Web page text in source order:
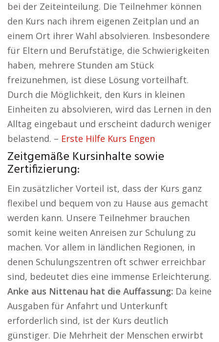
bei der Zeiteinteilung. Die Teilnehmer können
den Kurs nach ihrem eigenen Zeitplan und an
einem Ort ihrer Wahl absolvieren. Insbesondere
für Eltern und Berufstätige, die Schwierigkeiten
haben, mehrere Stunden am Stück
freizunehmen, ist diese Lösung vorteilhaft.
Durch die Möglichkeit, den Kurs in kleinen
Einheiten zu absolvieren, wird das Lernen in den
Alltag eingebaut und erscheint dadurch weniger
belastend. – Erste Hilfe Kurs Engen
Zeitgemäße Kursinhalte sowie
Zertifizierung:
Ein zusätzlicher Vorteil ist, dass der Kurs ganz
flexibel und bequem von zu Hause aus gemacht
werden kann. Unsere Teilnehmer brauchen
somit keine weiten Anreisen zur Schulung zu
machen. Vor allem in ländlichen Regionen, in
denen Schulungszentren oft schwer erreichbar
sind, bedeutet dies eine immense Erleichterung.
Anke aus Nittenau hat die Auffassung: Da keine
Ausgaben für Anfahrt und Unterkunft
erforderlich sind, ist der Kurs deutlich
günstiger. Die Mehrheit der Menschen erwirbt